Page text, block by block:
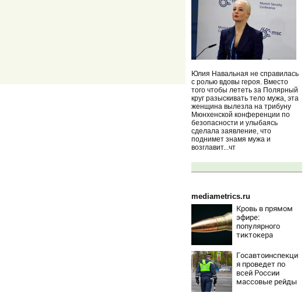
Юлия Навальная не справилась
с ролью вдовы героя. Вместо
того чтобы лететь за Полярный
круг разыскивать тело мужа, эта
женщина вылезла на трибуну
Мюнхенской конференции по
безопасности и улыбаясь
сделала заявление, что
поднимет знамя мужа и
возглавит...чт
mediametrics.ru
Кровь в прямом
эфире:
популярного
тиктокера
ресторана
Госавтоинспекци
я проведет по
всей России
массовые рейды